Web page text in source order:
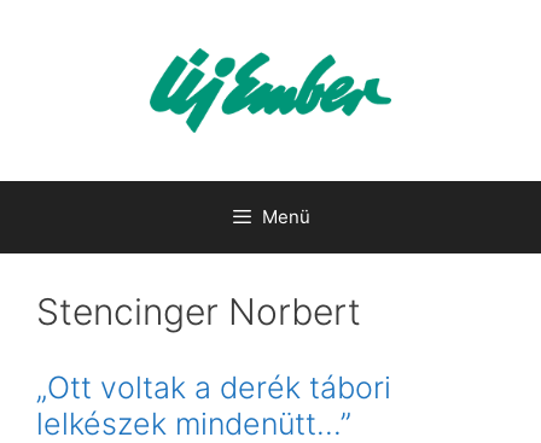
Menü
Stencinger Norbert
„Ott voltak a derék tábori
lelkészek mindenütt…”